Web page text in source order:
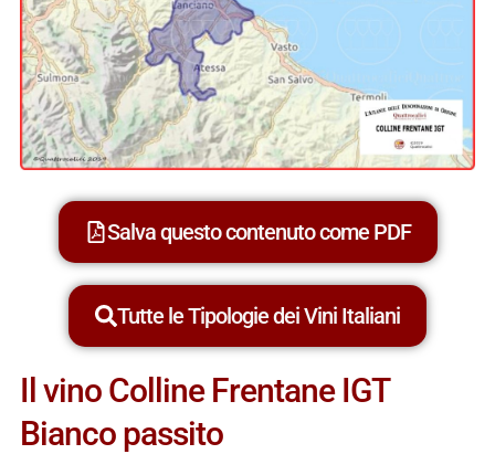
Salva questo contenuto come PDF
Tutte le Tipologie dei Vini Italiani
Il vino Colline Frentane IGT
Bianco passito